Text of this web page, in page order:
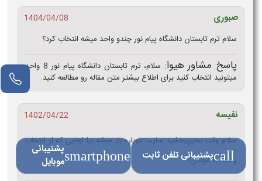
صبوری
1404/04/08
سلام ترم تابستان دانشگاه پیام نور چندو واحد میشه انتخاب کرد؟
پاسخ مشاور هیوا:
سلام، ترم تابستان دانشگاه پیام نور 8 واحد
میتونید انتخاب کنید برای اطلاع بیشتر متن مقاله رو مطالعه کنید.
نفیسه
1402/04/22
سلام وقت بخیرببخشید سایت دوباره باز میشه برا اونایی که از انتخاب
واحد جا موندن؟
callپشتیبانی تلفن ثابت smartphoneپشتیبانی
موبایل
مشاور آنلاین